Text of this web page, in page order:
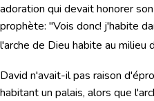
adoration qui devait honorer
prophète: "Vois donc! j'habite
l'arche de Dieu habite au milieu
David n'avait-il pas raison
habitant un palais, alors que